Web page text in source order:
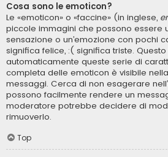
Cosa sono le emoticon?
Le «emoticon» o «faccine» (in inglese,
piccole immagini che possono essere
sensazione o un’emozione con pochi
significa felice, :( significa triste.
automaticamente queste serie di
completa delle emoticon è visibile
messaggi. Cerca di non esagerare
possono facilmente rendere un
moderatore potrebbe decidere di
rimuoverlo.
Top